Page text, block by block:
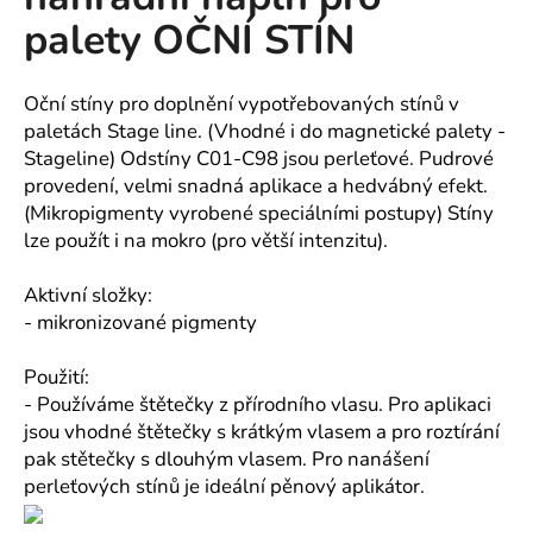
hvězdiček.
palety OČNÍ STÍN
Oční stíny pro doplnění vypotřebovaných stínů v
paletách Stage line. (Vhodné i do magnetické palety -
Stageline) Odstíny C01-C98 jsou perleťové. Pudrové
provedení, velmi snadná aplikace a hedvábný efekt.
(Mikropigmenty vyrobené speciálními postupy) Stíny
lze použít i na mokro (pro větší intenzitu).
Aktivní složky:
- mikronizované pigmenty
Použití:
- Používáme štětečky z přírodního vlasu. Pro aplikaci
jsou vhodné štětečky s krátkým vlasem a pro roztírání
pak stětečky s dlouhým vlasem. Pro nanášení
perleťových stínů je ideální pěnový aplikátor.
a
j
í
t
?
D
o
p
o
r
u